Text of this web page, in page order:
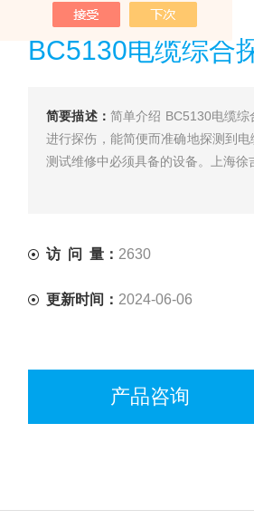
BC5130电缆综合
简要描述： 简单介绍 BC5130电缆
进行探伤，能简便而准确地探测到
测试维修中必须具备的设备。上海徐
访 问 量： 2630
更新时间： 2024-06-06
产品咨询